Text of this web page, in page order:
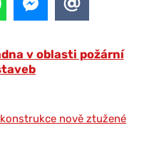
v oblasti požární
nově ztužené